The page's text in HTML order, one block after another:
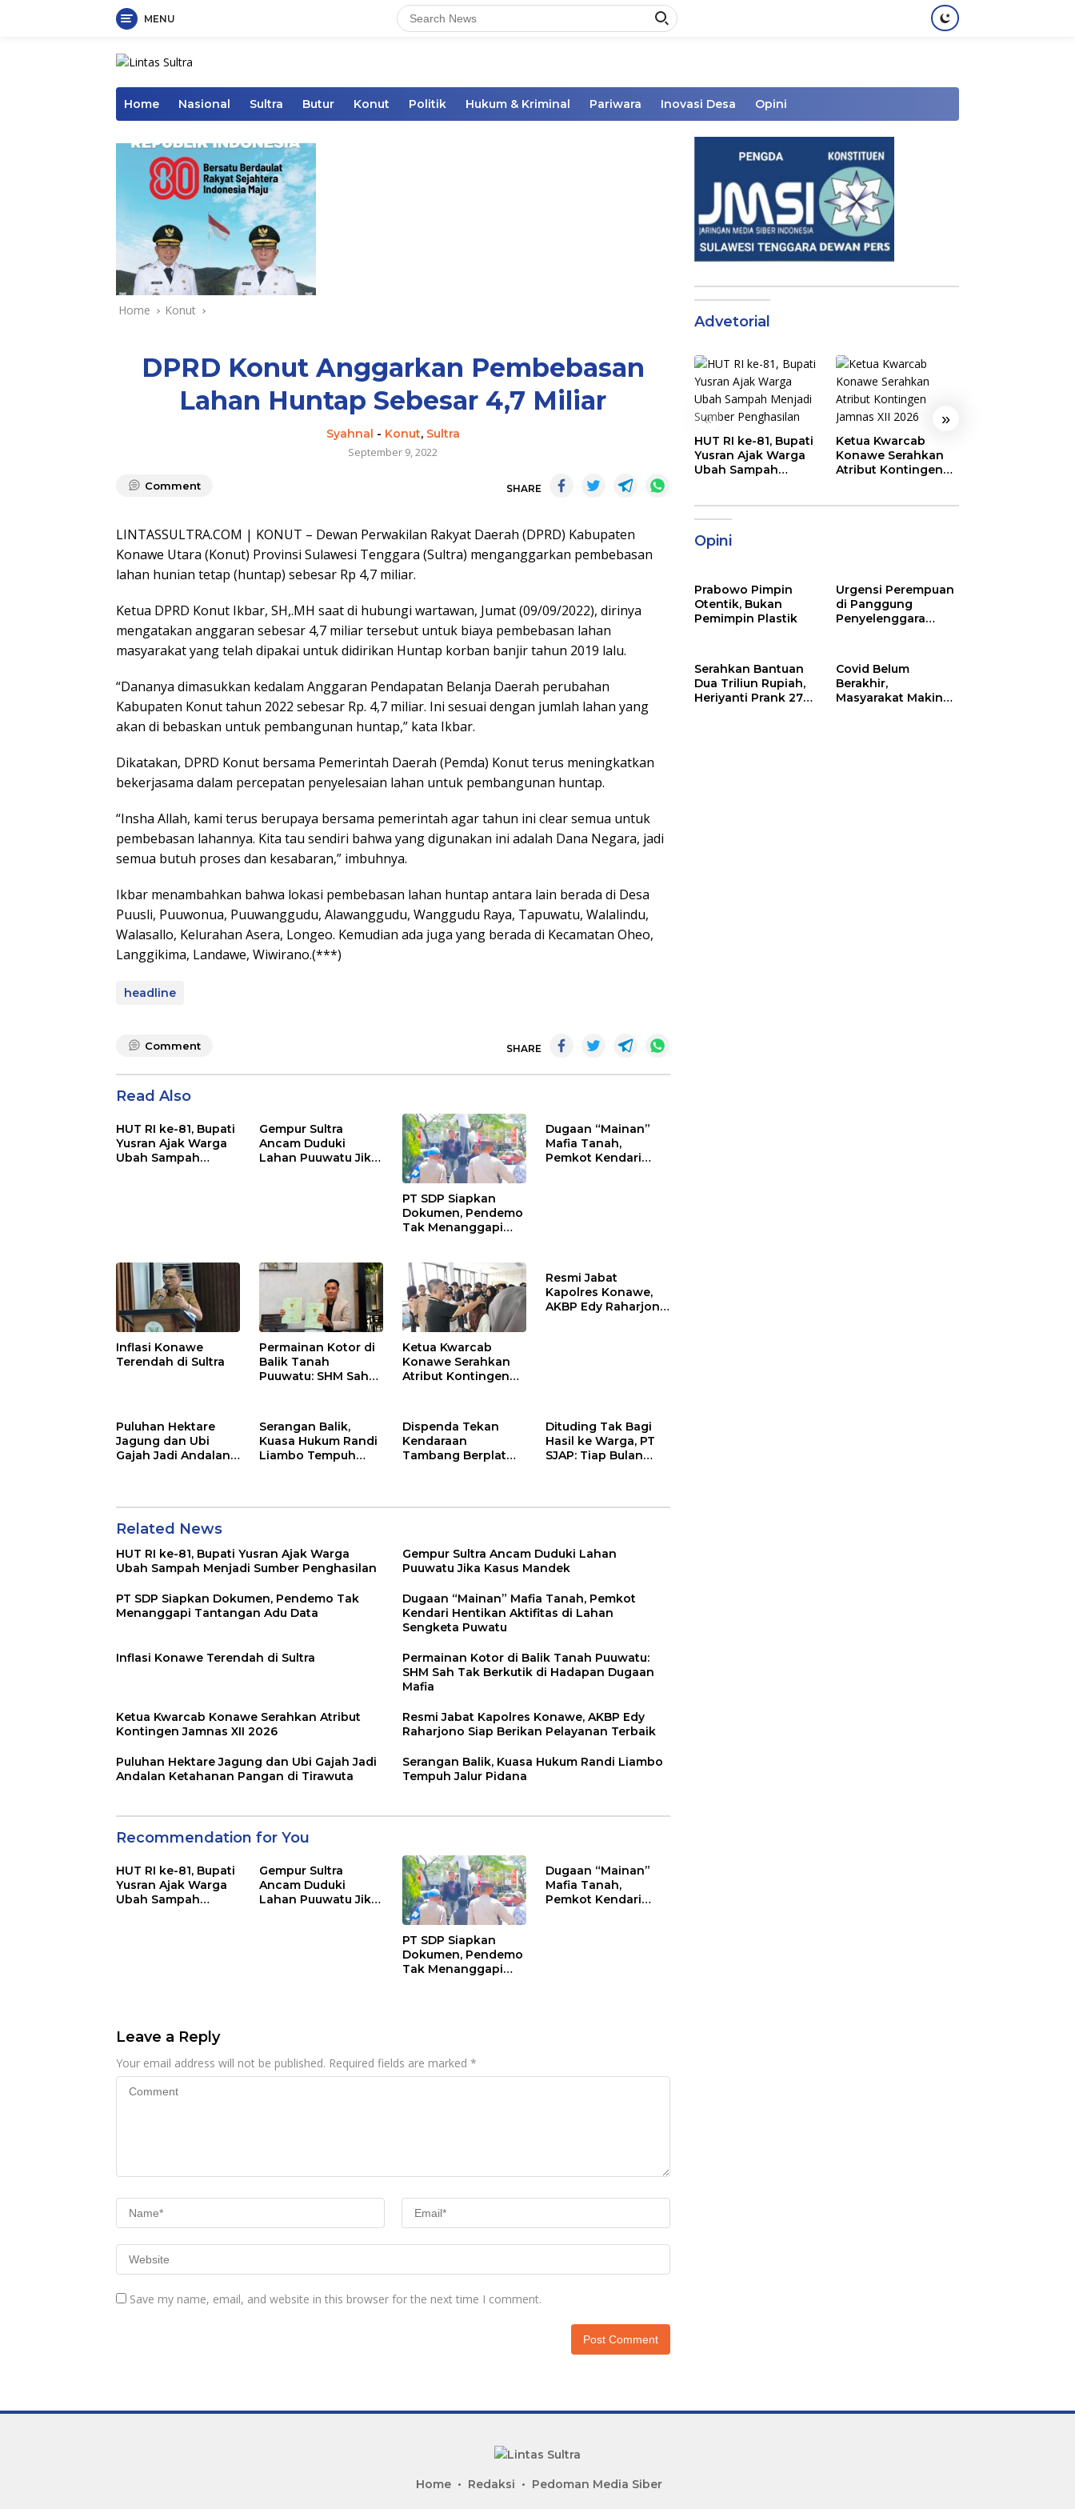
MENU
Home Nasional Sultra Butur Konut Politik Hukum & Kriminal Pariwara Inovasi Desa Opini
Home Konut
DPRD Konut Anggarkan Pembebasan
Lahan Huntap Sebesar 4,7 Miliar
Syahnal - Konut, Sultra
September 9, 2022
Comment SHARE
LINTASSULTRA.COM | KONUT – Dewan Perwakilan Rakyat Daerah (DPRD) Kabupaten
Konawe Utara (Konut) Provinsi Sulawesi Tenggara (Sultra) menganggarkan pembebasan
lahan hunian tetap (huntap) sebesar Rp 4,7 miliar.
Ketua DPRD Konut Ikbar, SH,.MH saat di hubungi wartawan, Jumat (09/09/2022), dirinya
mengatakan anggaran sebesar 4,7 miliar tersebut untuk biaya pembebasan lahan
masyarakat yang telah dipakai untuk didirikan Huntap korban banjir tahun 2019 lalu.
“Dananya dimasukkan kedalam Anggaran Pendapatan Belanja Daerah perubahan
Kabupaten Konut tahun 2022 sebesar Rp. 4,7 miliar. Ini sesuai dengan jumlah lahan yang
akan di bebaskan untuk pembangunan huntap,” kata Ikbar.
Dikatakan, DPRD Konut bersama Pemerintah Daerah (Pemda) Konut terus meningkatkan
bekerjasama dalam percepatan penyelesaian lahan untuk pembangunan huntap.
“Insha Allah, kami terus berupaya bersama pemerintah agar tahun ini clear semua untuk
pembebasan lahannya. Kita tau sendiri bahwa yang digunakan ini adalah Dana Negara, jadi
semua butuh proses dan kesabaran,” imbuhnya.
Ikbar menambahkan bahwa lokasi pembebasan lahan huntap antara lain berada di Desa
Puusli, Puuwonua, Puuwanggudu, Alawanggudu, Wanggudu Raya, Tapuwatu, Walalindu,
Walasallo, Kelurahan Asera, Longeo. Kemudian ada juga yang berada di Kecamatan Oheo,
Langgikima, Landawe, Wiwirano.(***)
headline
Comment SHARE
Read Also
HUT RI ke-81, Bupati
Yusran Ajak Warga
Ubah Sampah
Gempur Sultra
Ancam Duduki
Lahan Puuwatu Jika
PT SDP Siapkan
Dokumen, Pendemo
Tak Menanggapi
Dugaan “Mainan”
Mafia Tanah,
Pemkot Kendari
Inflasi Konawe
Terendah di Sultra
Permainan Kotor di
Balik Tanah
Puuwatu: SHM Sah
Mafia
Ketua Kwarcab
Konawe Serahkan
Atribut Kontingen
Resmi Jabat
Kapolres Konawe,
AKBP Edy Raharjono
Puluhan Hektare
Jagung dan Ubi
Gajah Jadi Andalan
Serangan Balik,
Kuasa Hukum Randi
Liambo Tempuh
Dispenda Tekan
Kendaraan
Tambang Berplat
Dituding Tak Bagi
Hasil ke Warga, PT
SJAP: Tiap Bulan
Related News
HUT RI ke-81, Bupati Yusran Ajak Warga
Ubah Sampah Menjadi Sumber Penghasilan
Gempur Sultra Ancam Duduki Lahan
Puuwatu Jika Kasus Mandek
PT SDP Siapkan Dokumen, Pendemo Tak
Menanggapi Tantangan Adu Data
Dugaan “Mainan” Mafia Tanah, Pemkot
Kendari Hentikan Aktifitas di Lahan
Sengketa Puwatu
Inflasi Konawe Terendah di Sultra
Permainan Kotor di Balik Tanah Puuwatu:
SHM Sah Tak Berkutik di Hadapan Dugaan
Mafia
Ketua Kwarcab Konawe Serahkan Atribut
Kontingen Jamnas XII 2026
Resmi Jabat Kapolres Konawe, AKBP Edy
Raharjono Siap Berikan Pelayanan Terbaik
Puluhan Hektare Jagung dan Ubi Gajah Jadi
Andalan Ketahanan Pangan di Tirawuta
Serangan Balik, Kuasa Hukum Randi Liambo
Tempuh Jalur Pidana
Recommendation for You
HUT RI ke-81, Bupati
Yusran Ajak Warga
Ubah Sampah
Gempur Sultra
Ancam Duduki
Lahan Puuwatu Jika
PT SDP Siapkan
Dokumen, Pendemo
Tak Menanggapi
Dugaan “Mainan”
Mafia Tanah,
Pemkot Kendari
Leave a Reply
Your email address will not be published. Required fields are marked *
Save my name, email, and website in this browser for the next time I comment.
Advetorial
« »
HUT RI ke-81, Bupati
Yusran Ajak Warga
Ubah Sampah
Ketua Kwarcab
Konawe Serahkan
Atribut Kontingen
Opini
Prabowo Pimpin
Otentik, Bukan
Pemimpin Plastik
Urgensi Perempuan
di Panggung
Penyelenggara
Serahkan Bantuan
Dua Triliun Rupiah,
Heriyanti Prank 270
Covid Belum
Berakhir,
Masyarakat Makin
Home Redaksi Pedoman Media Siber